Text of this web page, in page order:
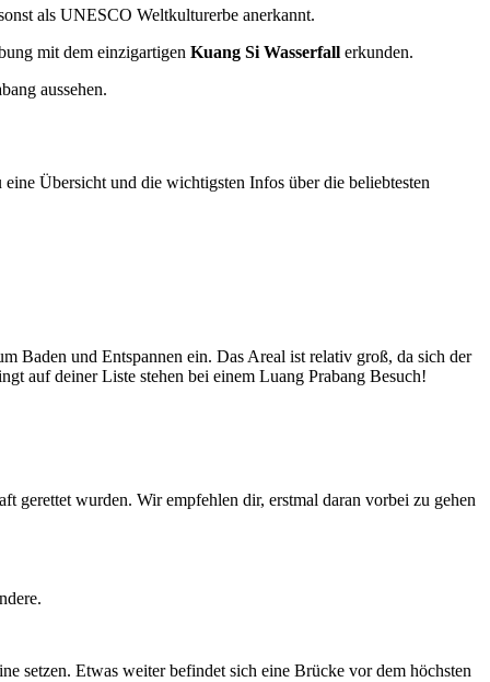
als UNESCO Weltkulturerbe anerkannt.
mit dem einzigartigen Kuang Si Wasserfall erkunden.
aussehen.
Übersicht und die wichtigsten Infos über die beliebtesten
Baden und Entspannen ein. Das Areal ist relativ groß, da sich der
auf deiner Liste stehen bei einem Luang Prabang Besuch!
gerettet wurden. Wir empfehlen dir, erstmal daran vorbei zu gehen
setzen. Etwas weiter befindet sich eine Brücke vor dem höchsten